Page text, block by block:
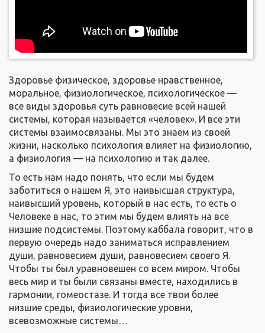
Здоровье физическое, здоровье нравственное,
моральное, физиологическое, психологическое —
все виды здоровья суть равновесие всей нашей
системы, которая называется «человек». И все эти
системы взаимосвязаны. Мы это знаем из своей
жизни, насколько психология влияет на физиологию,
а физиология — на психологию и так далее.
То есть нам надо понять, что если мы будем
заботиться о нашем Я, это наивысшая структура,
наивысший уровень, который в нас есть, то есть о
Человеке в нас, то этим мы будем влиять на все
низшие подсистемы. Поэтому каббала говорит, что в
первую очередь надо заниматься исправлением
души, равновесием души, равновесием своего Я.
Чтобы ты был уравновешен со всем миром. Чтобы
весь мир и ты были связаны вместе, находились в
гармонии, гомеостазе. И тогда все твои более
низшие среды, физиологические уровни,
всевозможные системы…